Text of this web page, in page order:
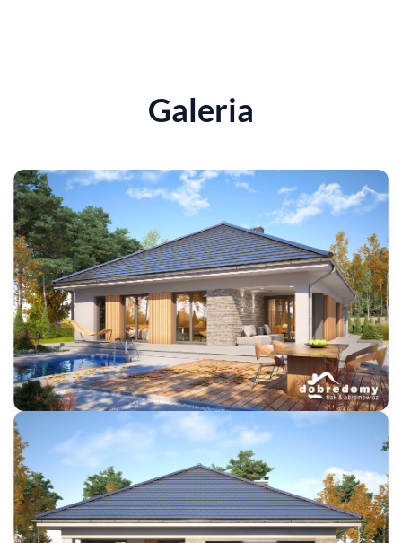
Galeria